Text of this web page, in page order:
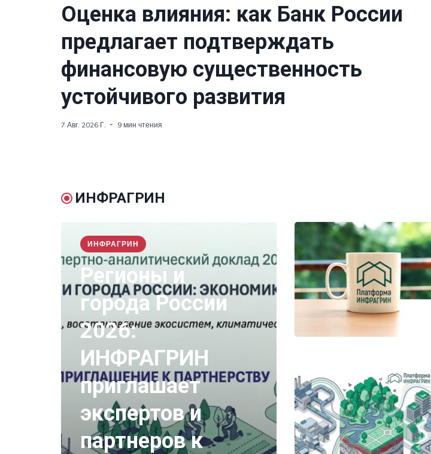
Оценка влияния: как Банк России
предлагает подтверждать
финансовую существенность
устойчивого развития
7 Авг. 2026 Г. 9 мин чтения
ИНФРАГРИН
ИНФРАГРИН
Регионы и
города России
2026:
ИНФРАГРИН
приглашает
экспертов и
партнеров к